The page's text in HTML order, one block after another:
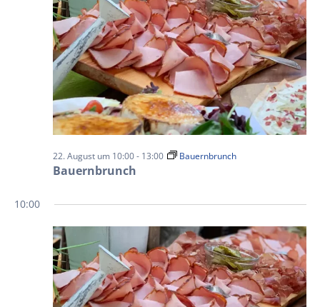
Bauernbrunch
22. August um 10:00- 13:00 Bauernbrunch
10:00